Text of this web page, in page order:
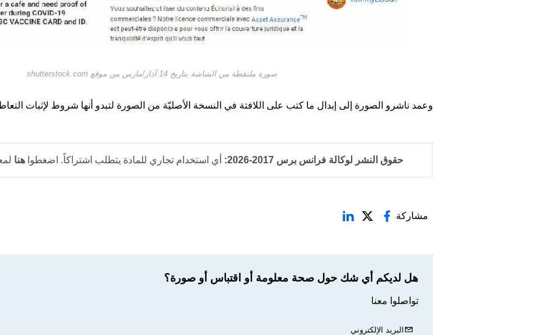
صورة ملتقطة من الشاشة بتاريخ 14 آذار/مارس من موقع shutterstock.com
وعمد ناشرو الصورة إلى إبدال ما كتب على اللافتة في النسخة الأصليّة من الصورة لتبدو أنها شروط لإثبات
حقوق النشر لوكالة فرانس برس 2017-2026: أي استخدام تجاري للمادة يتطلب اشتراكاً. اضغطواهنا
مشاركة
هل لديكم أي شك حول صحة معلومة أو اقتباس أو صورة؟
تواصلوا معنا
البريد الإلكتروني